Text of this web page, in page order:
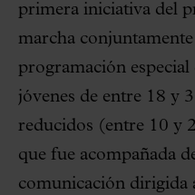
primera iniciativa del
marcha
programación especial
jóvenes de entre 18 y
reducidos (entre 10 y
que fue acompañada
comunicación dirigida